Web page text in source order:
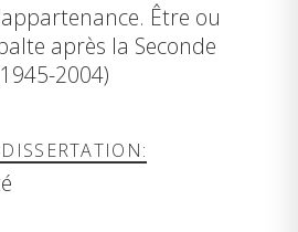
Être ou
après la Seconde
2004)